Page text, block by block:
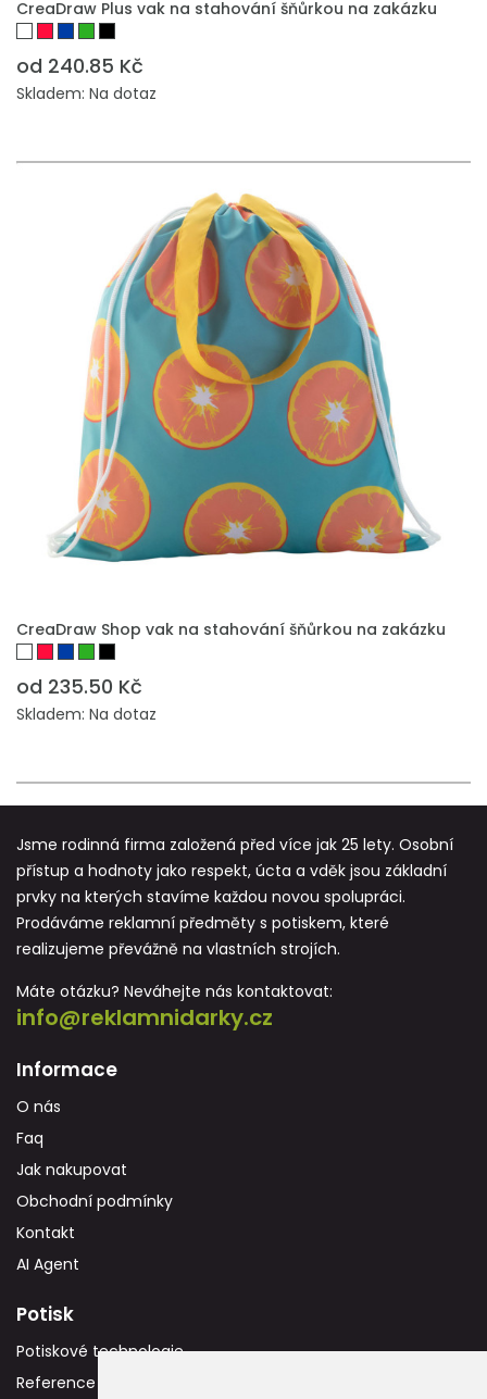
CreaDraw Plus vak na stahování šňůrkou na zakázku
od 240.85 Kč
Skladem: Na dotaz
PŘIDAT DO POPTÁVKY
CreaDraw Shop vak na stahování šňůrkou na zakázku
od 235.50 Kč
Skladem: Na dotaz
Jsme rodinná firma založená před více jak 25 lety. Osobní
přístup a hodnoty jako respekt, úcta a vděk jsou základní
prvky na kterých stavíme každou novou spolupráci.
Prodáváme reklamní předměty s potiskem, které
realizujeme převážně na vlastních strojích.
Máte otázku? Neváhejte nás kontaktovat:
info@reklamnidarky.cz
Informace
O nás
Faq
Jak nakupovat
Obchodní podmínky
Kontakt
AI Agent
Potisk
Potiskové technologie
Reference